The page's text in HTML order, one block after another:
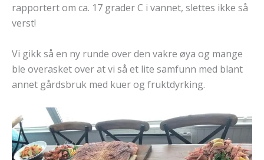
rapportert om ca. 17 grader C i vannet, slettes ikke så
verst!
Vi gikk så en ny runde over den vakre øya og mange
ble overasket over at vi så et lite samfunn med blant
annet gårdsbruk med kuer og fruktdyrking.